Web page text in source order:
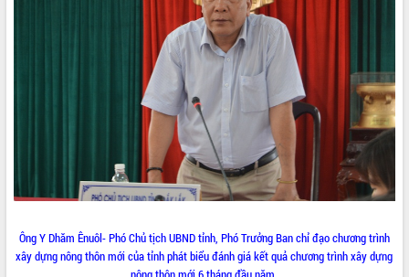
Ông Y Dhăm Ênuôl- Phó Chủ tịch UBND tỉnh, Phó Trưởng Ban chỉ đạo chương trình
xây dựng nông thôn mới của tỉnh phát biểu đánh giá kết quả chương trình xây dựng